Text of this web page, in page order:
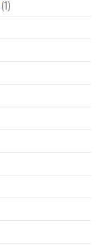
(1)